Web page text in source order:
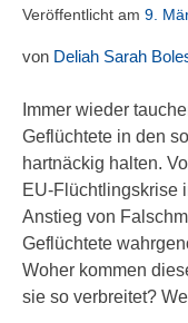
Veröffentlicht am 9.
von Deliah Sarah
Immer wieder
Geflüchtete in den
hartnäckig halten.
EU-Flüchtlingskrise
Anstieg von
Geflüchtete
Woher kommen
sie so verbreitet?